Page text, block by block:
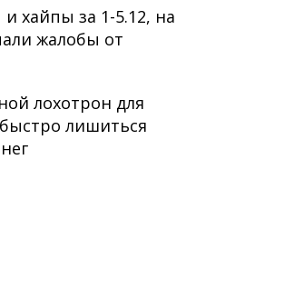
хайпы за 1-5.12, на
жалобы от
лохотрон для
лишиться